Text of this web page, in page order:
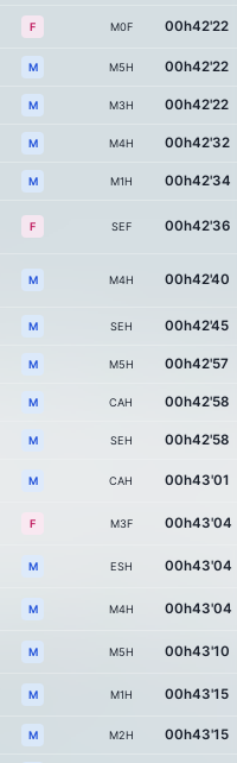
F M0F 00h42'22
M M5H 00h42'22
M M3H 00h42'22
M M4H 00h42'32
M M1H 00h42'34
F SEF 00h42'36
M M4H 00h42'40
M SEH 00h42'45
M M5H 00h42'57
M CAH 00h42'58
M SEH 00h42'58
M CAH 00h43'01
F M3F 00h43'04
M ESH 00h43'04
M M4H 00h43'04
M M5H 00h43'10
M M1H 00h43'15
M M2H 00h43'15